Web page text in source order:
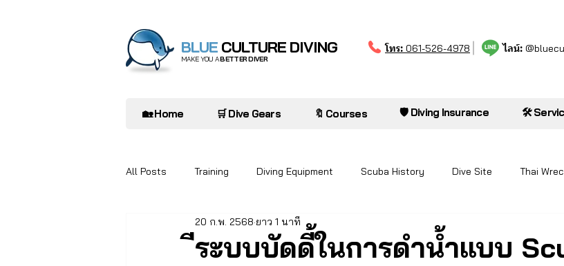
BLUE CULTURE DIVING
MAKE YOU ABETTER DIVER
โทร: 061-526-4978 ไลน์:
🏡 Home 🛒 Dive Gears 🔖 Courses 🛡️ Diving Insurance 🛠️
All Posts Training Diving Equipment Scuba History Dive Site Thai
Diver to Diver Oceanarium
ระบบบัดดี้ในการดำน้ำแบบ
20 ก.พ. 2568 ยาว 1 นาที